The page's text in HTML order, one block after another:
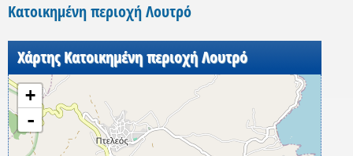
Κατοικημένη περιοχή Λουτρό
Χάρτης Κατοικημένη περιοχή Λουτρό
+
-